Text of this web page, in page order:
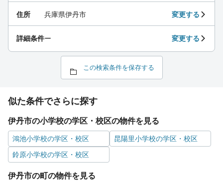
住所 兵庫県伊丹市 変更する
詳細条件ー 変更する
この検索条件を保存する
似た条件でさらに探す
伊丹市の小学校の学区・校区の物件を見る
鴻池小学校の学区・校区
昆陽里小学校の学区・校区
鈴原小学校の学区・校区
伊丹市の町の物件を見る